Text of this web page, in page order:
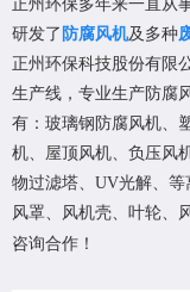
正州环保多年来一直从
研发了 防腐风机及多种
正州环保科技股份有限
生产线，专业生产防腐
有：玻璃钢防腐风机、
机、屋顶风机、负压风
物过滤塔、UV光解、
风罩、风机壳、叶轮、
咨询合作！